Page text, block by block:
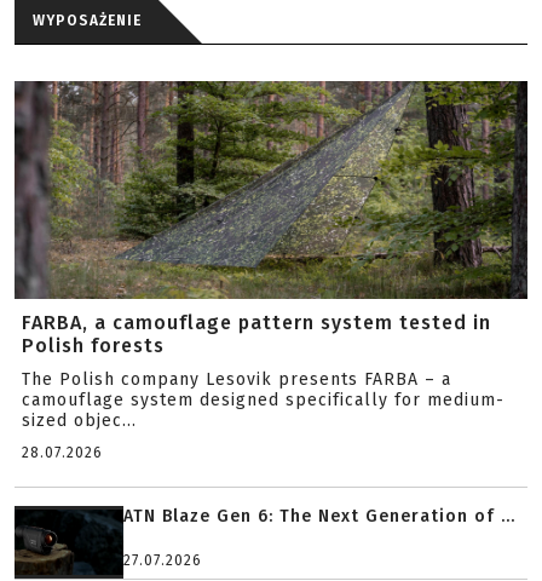
WYPOSAŻENIE
FARBA, a camouflage pattern system tested in
Polish forests
The Polish company Lesovik presents FARBA – a
camouflage system designed specifically for medium-
sized objec...
28.07.2026
ATN Blaze Gen 6: The Next Generation of ...
27.07.2026